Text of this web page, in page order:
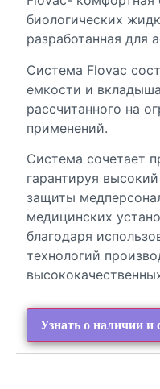
биологических
разработанная для
Система Flovac
емкости и
рассчитанного на
применений.
Система сочетает
гарантируя
защиты
медицинских
благодаря
технологий
Узнать о наличии и